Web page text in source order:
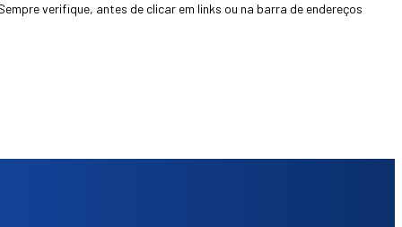
verifique, antes de clicar em links ou na barra de endereços